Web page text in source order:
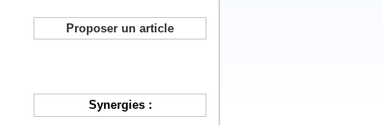
Proposer un article
Synergies :